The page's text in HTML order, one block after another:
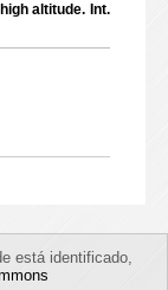
altitude. Int.
está identificado,